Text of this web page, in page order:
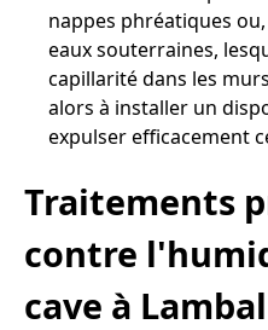
nappes phréatiques
eaux souterraines,
capillarité dans les
alors à installer un
expulser efficacement
Traitements
contre
cave à